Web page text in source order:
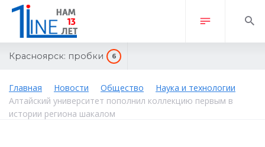
Красноярск: пробки 6
Главная Новости Общество
Наука и технологии
Алтайский университет пополнил коллекцию первым в
истории региона шакалом